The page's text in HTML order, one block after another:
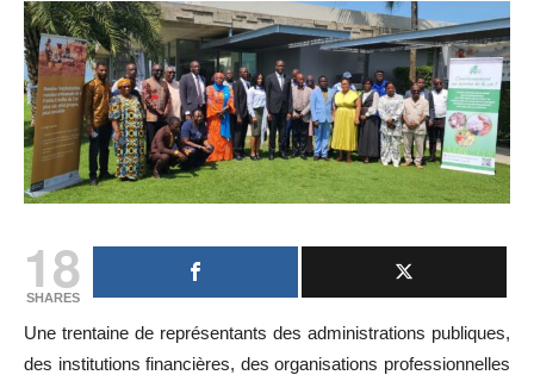
18
SHARES
Une trentaine de représentants des administrations publiques,
des institutions financières, des organisations professionnelles